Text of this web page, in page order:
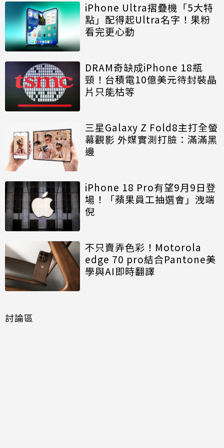
iPhone Ultra摺疊機「5大特
點」配得起Ultra名字！果粉
看完更心動
DRAM奇缺成iPhone 18瓶
頸！台積電10億美元待封裝晶
片只能枯等
三星Galaxy Z Fold8主打全螢
幕觀影 外媒實測打臉：滿滿黑
邊
iPhone 18 Pro有望9月9日登
場！「蘋果員工抽選會」洩端
倪
不只賣弄色彩！Motorola
edge 70 pro結合Pantone美
學與AI即時翻譯
討論區